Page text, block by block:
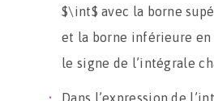
$\int$ avec la borne
et la borne inférieure en
le signe de l’intégrale
Dans l’expression de